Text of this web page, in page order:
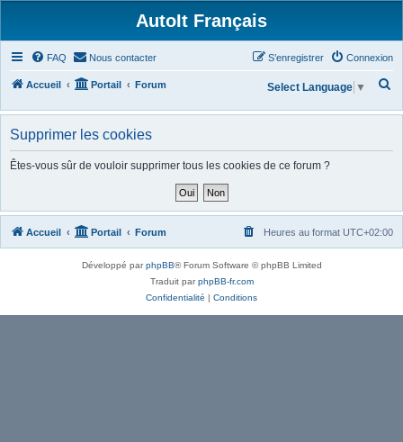
AutoIt Français
FAQ Nous contacter Connexion
S’enregistrer
Accueil Portail Forum
h
c
h
Select Language ▼
Supprimer les cookies
Êtes-vous sûr de vouloir supprimer tous les cookies de ce forum ?
Accueil Portail Forum Heures au format UTC+02:00
Développé parphpBB® Forum Software © phpBB Limited
Traduit parphpBB-fr.com
Confidentialité | Conditions